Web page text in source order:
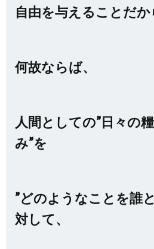
自由を与えることだか
何故ならば、
人間としての”日々の
み”を
”どのようなことを誰
対して、